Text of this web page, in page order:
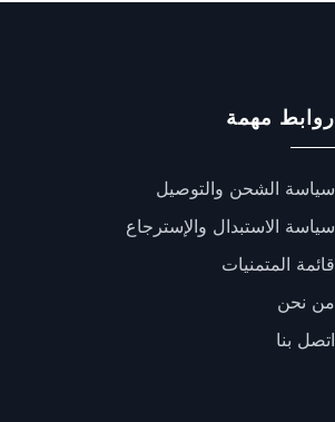
روابط مهمة
سياسة الشحن والتوصيل
سياسة الاستبدال والإسترجاع
قائمة المتمنيات
من نحن
اتصل بنا